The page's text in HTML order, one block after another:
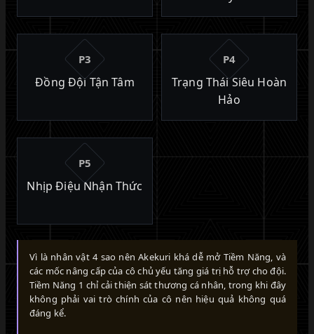
P3
Đồng Đội Tận Tâm
P4
Trạng Thái Siêu Hoàn
Hảo
P5
Nhịp Điệu Nhận Thức
Vì là nhân vật 4 sao nên Akekuri khá dễ mở Tiềm Năng, và
các mốc nâng cấp của cô chủ yếu tăng giá trị hỗ trợ cho đội.
Tiềm Năng 1 chỉ cải thiện sát thương cá nhân, trong khi đây
không phải vai trò chính của cô nên hiệu quả không quá
đáng kể.